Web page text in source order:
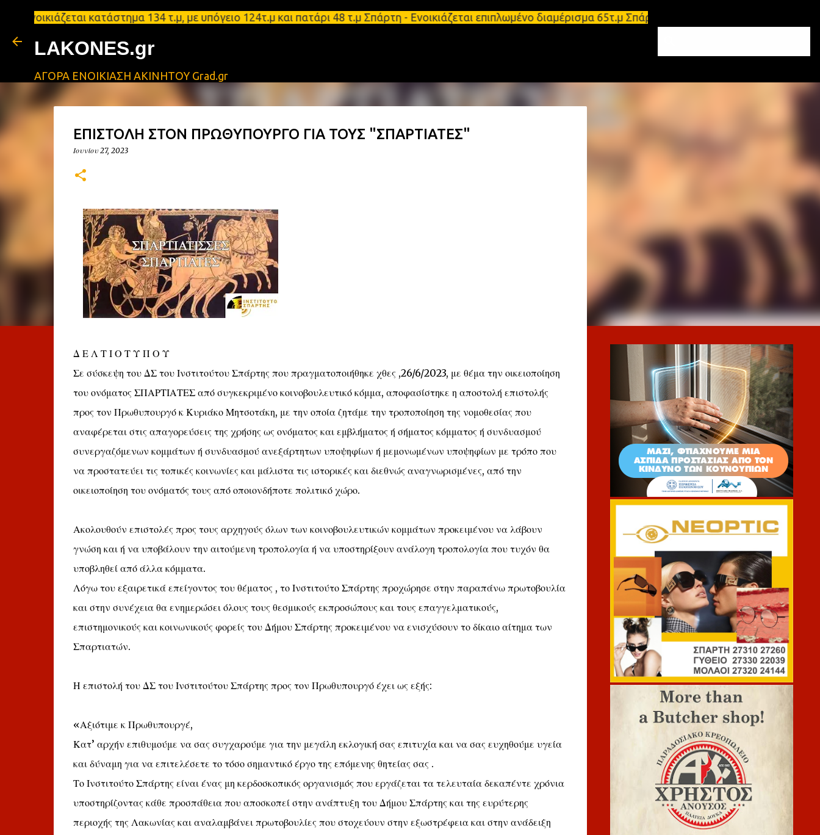
Μετάβαση στο κύριο περιεχόμενο
κατάστημα 134 τ.μ, με υπόγειο 124τ.μ και πατάρι 48 τ.μ Σπάρτη - Ενοικιάζεται επιπλωμένο διαμέρισμα 65τ.μ Σπάρτη - πωλείται τριάρι
LAKONES.gr
ΑΓΟΡΑ ΕΝΟΙΚΙΑΣΗ ΑΚΙΝΗΤΟΥ Grad.gr
ΕΠΙΣΤΟΛΗ ΣΤΟΝ ΠΡΩΘΥΠΟΥΡΓΟ ΓΙΑ ΤΟΥΣ "ΣΠΑΡΤΙΑΤΕΣ"
Ιουνίου 27, 2023
Δ Ε Λ Τ Ι Ο Τ Υ Π Ο Υ
Σε σύσκεψη του ΔΣ του Ινστιτούτου Σπάρτης που πραγματοποιήθηκε χθες ,26/6/2023, με θέμα την οικειοποίηση
του ονόματος ΣΠΑΡΤΙΑΤΕΣ από συγκεκριμένο κοινοβουλευτικό κόμμα, αποφασίστηκε η αποστολή επιστολής
προς τον Πρωθυπουργό κ Κυριάκο Μητσοτάκη, με την οποία ζητάμε την τροποποίηση της νομοθεσίας που
αναφέρεται στις απαγορεύσεις της χρήσης ως ονόματος και εμβλήματος ή σήματος κόμματος ή συνδυασμού
συνεργαζόμενων κομμάτων ή συνδυασμού ανεξάρτητων υποψηφίων ή μεμονωμένων υποψηφίων με τρόπο που
να προστατεύει τις τοπικές κοινωνίες και μάλιστα τις ιστορικές και διεθνώς αναγνωρισμένες, από την
οικειοποίηση του ονόματός τους από οποιονδήποτε πολιτικό χώρο.
Ακολουθούν επιστολές προς τους αρχηγούς όλων των κοινοβουλευτικών κομμάτων προκειμένου να λάβουν
γνώση και ή να υποβάλουν την αιτούμενη τροπολογία ή να υποστηρίξουν ανάλογη τροπολογία που τυχόν θα
υποβληθεί από άλλα κόμματα.
Λόγω του εξαιρετικά επείγοντος του θέματος , το Ινστιτούτο Σπάρτης προχώρησε στην παραπάνω πρωτοβουλία
και στην συνέχεια θα ενημερώσει όλους τους θεσμικούς εκπροσώπους και τους επαγγελματικούς,
επιστημονικούς και κοινωνικούς φορείς του Δήμου Σπάρτης προκειμένου να ενισχύσουν το δίκαιο αίτημα των
Σπαρτιατών.
Η επιστολή του ΔΣ του Ινστιτούτου Σπάρτης προς τον Πρωθυπουργό έχει ως εξής:
«Αξιότιμε κ Πρωθυπουργέ,
Κατ’ αρχήν επιθυμούμε να σας συγχαρούμε για την μεγάλη εκλογική σας επιτυχία και να σας ευχηθούμε υγεία
και δύναμη για να επιτελέσετε το τόσο σημαντικό έργο της επόμενης θητείας σας .
Το Ινστιτούτο Σπάρτης είναι ένας μη κερδοσκοπικός οργανισμός που εργάζεται τα τελευταία δεκαπέντε χρόνια
υποστηρίζοντας κάθε προσπάθεια που αποσκοπεί στην ανάπτυξη του Δήμου Σπάρτης και της ευρύτερης
περιοχής της Λακωνίας και αναλαμβάνει πρωτοβουλίες που στοχεύουν στην εξωστρέφεια και στην ανάδειξη